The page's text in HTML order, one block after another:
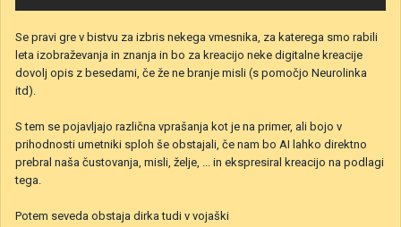
Se pravi gre v bistvu za izbris nekega vmesnika, za katerega smo rabili
leta izobraževanja in znanja in bo za kreacijo neke digitalne kreacije
dovolj opis z besedami, če že ne branje misli (s pomočjo Neurolinka
itd).
S tem se pojavljajo različna vprašanja kot je na primer, ali bojo v
prihodnosti umetniki sploh še obstajali, če nam bo AI lahko direktno
prebral naša čustovanja, misli, želje, ... in ekspresiral kreacijo na podlagi
tega.
Potem seveda obstaja dirka tudi v vojaški